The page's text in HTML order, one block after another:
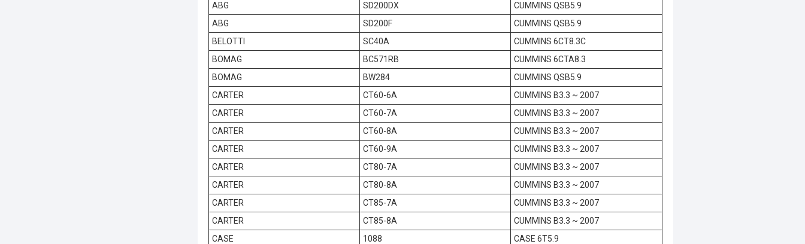
ABG
SD200DX
CUMMINS QSB5.9
ABG
SD200F
CUMMINS QSB5.9
BELOTTI
SC40A
CUMMINS 6CT8.3C
BOMAG
BC571RB
CUMMINS 6CTA8.3
BOMAG
BW284
CUMMINS QSB5.9
CARTER
CT60-6A
CUMMINS B3.3 ~ 2007
CARTER
CT60-7A
CUMMINS B3.3 ~ 2007
CARTER
CT60-8A
CUMMINS B3.3 ~ 2007
CARTER
CT60-9A
CUMMINS B3.3 ~ 2007
CARTER
CT80-7A
CUMMINS B3.3 ~ 2007
CARTER
CT80-8A
CUMMINS B3.3 ~ 2007
CARTER
CT85-7A
CUMMINS B3.3 ~ 2007
CARTER
CT85-8A
CUMMINS B3.3 ~ 2007
CASE
1088
CASE 6T5.9